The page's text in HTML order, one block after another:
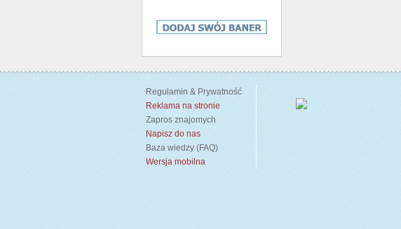
Regulamin & Prywatność
Reklama na stronie
Zapros znajomych
Napisz do nas
Baza wiedzy (FAQ)
Wersja mobilna